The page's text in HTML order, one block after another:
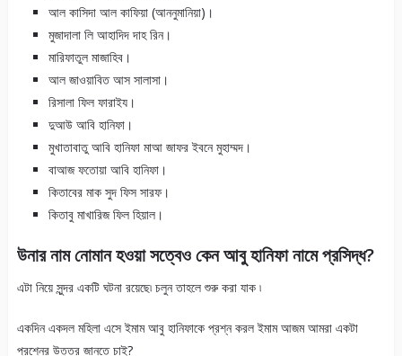
আল কাসিদা আল কাফিয়া (আননুমানিয়া)।
মুজাদালা লি আহাদিদ দাহ রিন।
মারিফাতুল মাজাহিব।
আল জাওয়াবিত আস সালাসা।
রিসালা ফিল ফারাইয।
দুআউ আবি হানিফা।
মুখাতাবাতু আবি হানিফা মাআ জাফর ইবনে মুহাম্মদ।
বাআজ ফতোয়া আবি হানিফা।
কিতাবের মাক সুদ ফিস সারফ।
কিতাবু মাখারিজ ফিল হিয়াল।
উনার নাম নোমান হওয়া সত্বেও কেন আবু হানিফা নামে প্রসিদ্ধ?
এটা নিয়ে সুন্দর একটি ঘটনা রয়েছে৷ চলুন তাহলে শুরু করা যাক ৷
একদিন একদল মহিলা এসে ইমাম আবু হানিফাকে প্রশ্ন করল ইমাম আজম আমরা একটা
প্রশ্নের উত্তর জানতে চাই?